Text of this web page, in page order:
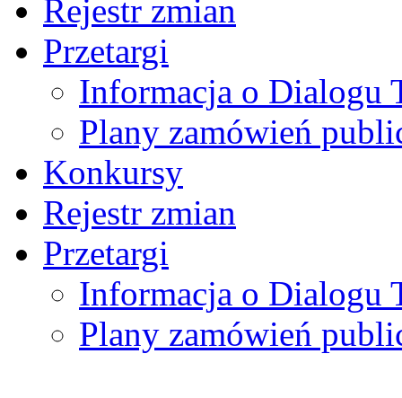
Rejestr zmian
Przetargi
Informacja o Dialogu
Plany zamówień
Konkursy
Rejestr zmian
Przetargi
Informacja o Dialogu
Plany zamówień